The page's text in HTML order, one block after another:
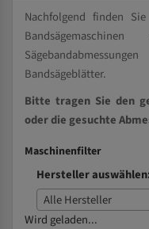
Nachfolgend finden
Bandsägeblätter.
Bitte tragen Sie den
oder die gesuchte
Maschinenfilter
Hersteller
Alle Hersteller
Wird geladen...